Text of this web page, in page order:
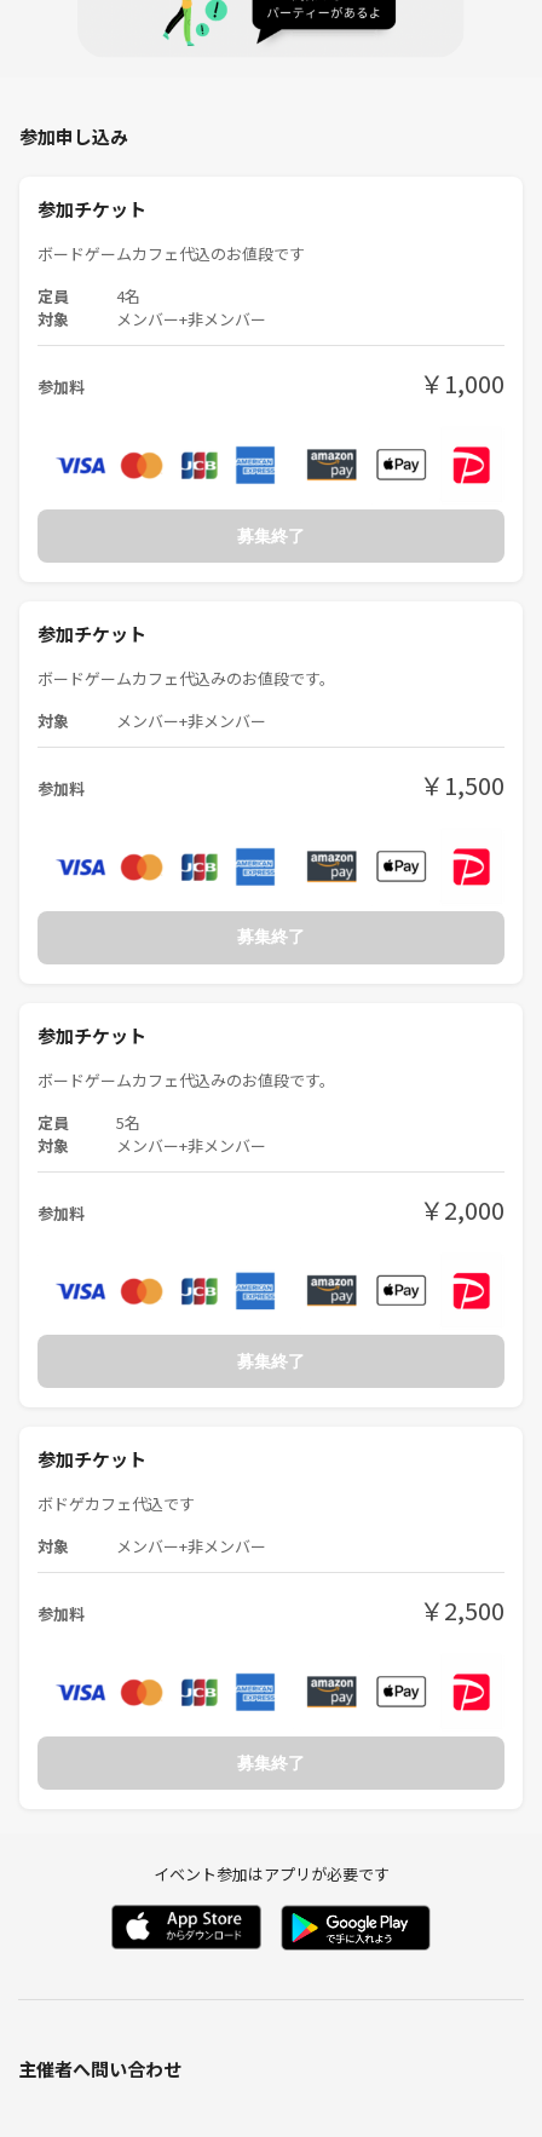
どんな方でも、ボードゲームを通じて自然と友達ができますよ👍
壁一面のボードゲームには皆さん驚かれます😆
下記住所のお店に直接お越しください！
遅刻早退OK！何時にお越しいただいても大丈夫です🙆‍♂️
🧭住所
東京都千代田区神田佐久間町3-21-6 ポローニア秋葉原Ⅱ 102
🚃交通アクセス
当サークルは「初心者」「お一人様」に特化したサークル
初心者・初めての方でも楽しめるボードゲームをご用意してます✨
下記、注意事項となります。
━━━━━━━━━━━━━━━━━━━━━
◇当サークルの参加条件
・勧誘・営業目的ではない方
・出会い目的ではない方
・時間やマナーを厳守できる方
━━━━━━━━━━━━━━━━━━━━━
キャンセル自体は全く問題ありません！
ただし、キャンセルされる際は、必ずご連絡下さい。
連絡なしのキャンセルは次回以降の参加をお断りすることがあります。
━━━━━━━━━━━━━━━━━━━━━
◇途中参加、途中退室について。
━━━━━━━━━━━━━━━━━━━━━
途中参加、途中退室の時間を事前にご連絡下さい。
━━━━━━━━━━━━━━━━━━━━━
◇禁止事項について。
━━━━━━━━━━━━━━━━━━━━━
・サークルの雰囲気を乱すような言動。基本的に初対面の方や仲良くな
い方とは敬語で話しましょう。
・サークル内でのグループの作成や運営、他グループ、サークル、イベ
ント等への勧誘。
何かトラブルなどありましたら、小さなことでも管理人までご連絡お願
また、上記以外の理由でもサークル運営に支障をきたすと判断した場合
参加申し込み
参加チケット
ボードゲームカフェ代込のお値段です
定員 4名
対象 メンバー+非メンバー
参加料 ￥1,000
募集終了
参加チケット
ボードゲームカフェ代込みのお値段です。
対象 メンバー+非メンバー
参加料 ￥1,500
募集終了
参加チケット
ボードゲームカフェ代込みのお値段です。
定員 5名
対象 メンバー+非メンバー
参加料 ￥2,000
募集終了
参加チケット
ボドゲカフェ代込です
対象 メンバー+非メンバー
参加料 ￥2,500
募集終了
イベント参加はアプリが必要です
主催者へ問い合わせ